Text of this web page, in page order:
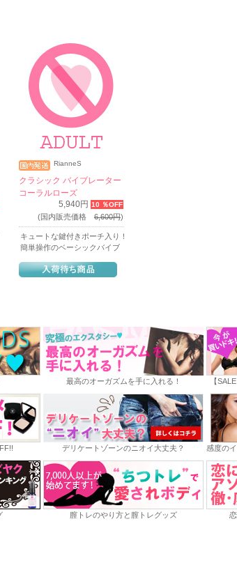
RianneS
クラシック バイブレーター
コーラルローズ
5,940円 10 ％OFF
(国内販売価格 6,600円)
キュートな鍵付きポーチ入り！
簡単操作のベーシックバイブ
最高のオーガズムを手に入れる！ 【
デリケートゾーンのニオイ大丈夫？ 感度の
膣トレのやり方と膣トレグッズ